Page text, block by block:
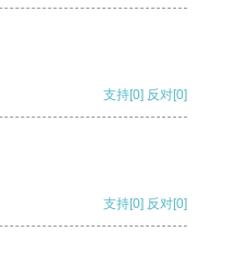
支持[0] 反对[0]
支持[0] 反对[0]